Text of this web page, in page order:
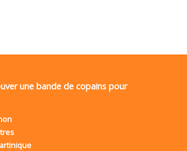
une bande de copains pour